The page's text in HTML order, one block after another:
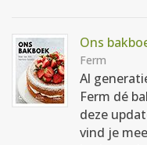
Ons
Ferm
Al
Ferm dé
deze
vind je